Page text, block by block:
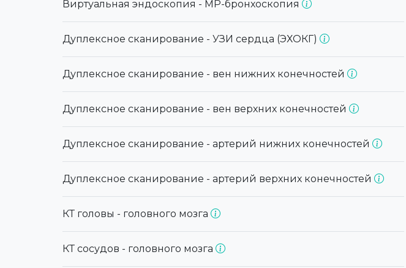
Виртуальная эндоскопия - МР-бронхоскопия
Дуплексное сканирование - УЗИ сердца (ЭХОКГ)
Дуплексное сканирование - вен нижних конечностей
Дуплексное сканирование - вен верхних конечностей
Дуплексное сканирование - артерий нижних конечностей
Дуплексное сканирование - артерий верхних конечностей
КТ головы - головного мозга
КТ сосудов - головного мозга